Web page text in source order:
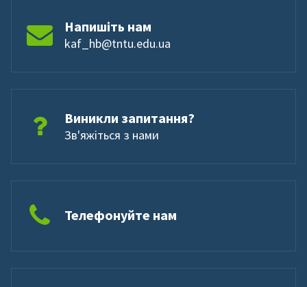
Напишіть нам
kaf_hb@tntu.edu.ua
Виникли запитання?
Зв'яжіться з нами
Телефонуйте нам